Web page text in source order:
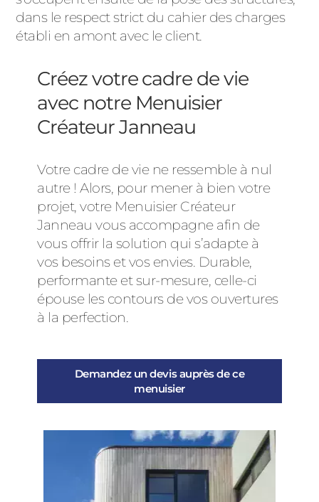
dans le respect strict du cahier des charges
établi en amont avec le client.
Créez votre cadre de vie
avec notre Menuisier
Créateur Janneau
Votre cadre de vie ne ressemble à nul
autre ! Alors, pour mener à bien votre
projet, votre Menuisier Créateur
Janneau vous accompagne afin de
vous offrir la solution qui s’adapte à
vos besoins et vos envies. Durable,
performante et sur-mesure, celle-ci
épouse les contours de vos ouvertures
à la perfection.
Demandez un devis auprès de ce
menuisier